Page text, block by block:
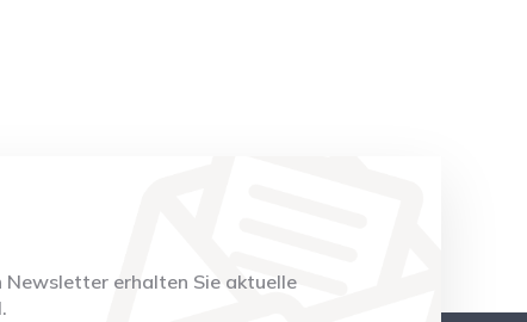
Newsletter erhalten Sie aktuelle